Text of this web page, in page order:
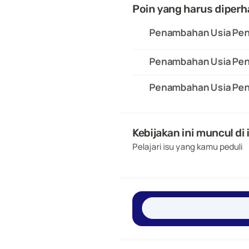
Poin yang harus
Penambahan Usia
Penambahan Usia
Penambahan Usia
Kebijakan ini muncul di
Pelajari isu yang kamu peduli